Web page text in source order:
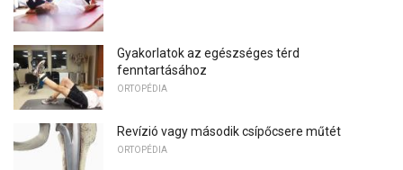
Gyakorlatok az egészséges térd
fenntartásához
ORTOPÉDIA
Revízió vagy második csípőcsere műtét
ORTOPÉDIA